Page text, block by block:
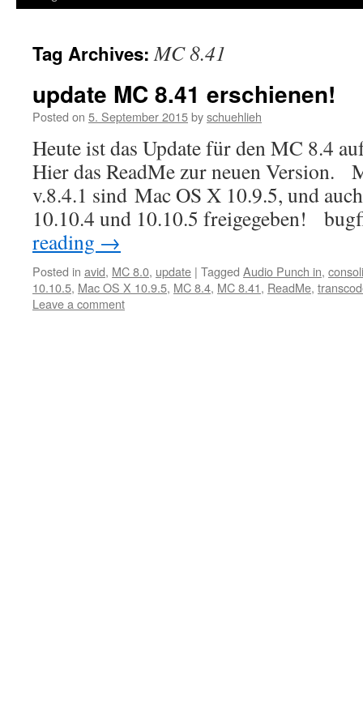
Tag Archives:MC 8.41
update MC 8.41 erschienen!
Posted on 5. September 2015byschuehlieh
Heute ist das Update für den MC 8.4
Hier das ReadMe zur neuen Version.
v.8.4.1 sind Mac OS X 10.9.5, und
10.10.4 und 10.10.5 freigegeben!
reading →
Posted in avid, MC 8.0, update | Tagged Audio Punch in,
10.10.5, Mac OS X 10.9.5, MC 8.4, MC 8.41, ReadMe,
Leave a comment